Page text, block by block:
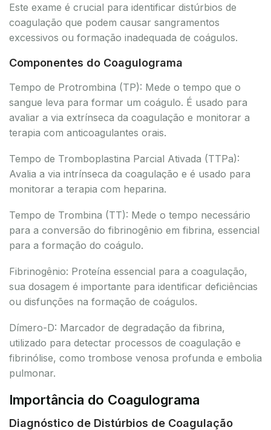
Este exame é crucial para identificar distúrbios de
coagulação que podem causar sangramentos
excessivos ou formação inadequada de coágulos.
Componentes do Coagulograma
Tempo de Protrombina (TP): Mede o tempo que o
sangue leva para formar um coágulo. É usado para
avaliar a via extrínseca da coagulação e monitorar a
terapia com anticoagulantes orais.
Tempo de Tromboplastina Parcial Ativada (TTPa):
Avalia a via intrínseca da coagulação e é usado para
monitorar a terapia com heparina.
Tempo de Trombina (TT): Mede o tempo necessário
para a conversão do fibrinogênio em fibrina, essencial
para a formação do coágulo.
Fibrinogênio: Proteína essencial para a coagulação,
sua dosagem é importante para identificar deficiências
ou disfunções na formação de coágulos.
Dímero-D: Marcador de degradação da fibrina,
utilizado para detectar processos de coagulação e
fibrinólise, como trombose venosa profunda e embolia
pulmonar.
Importância do Coagulograma
Diagnóstico de Distúrbios de Coagulação